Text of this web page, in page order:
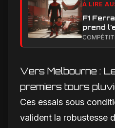
À LIRE
F1
prend
Leclerc
Vers Melbourne :
premiers tours
Ces essais sous
valident la robustesse